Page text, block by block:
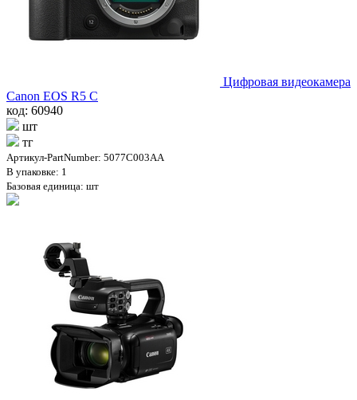
Цифровая видеокамера
Canon EOS R5 C
код: 60940
шт
тг
Артикул-PartNumber: 5077C003AA
В упаковке: 1
Базовая единица: шт